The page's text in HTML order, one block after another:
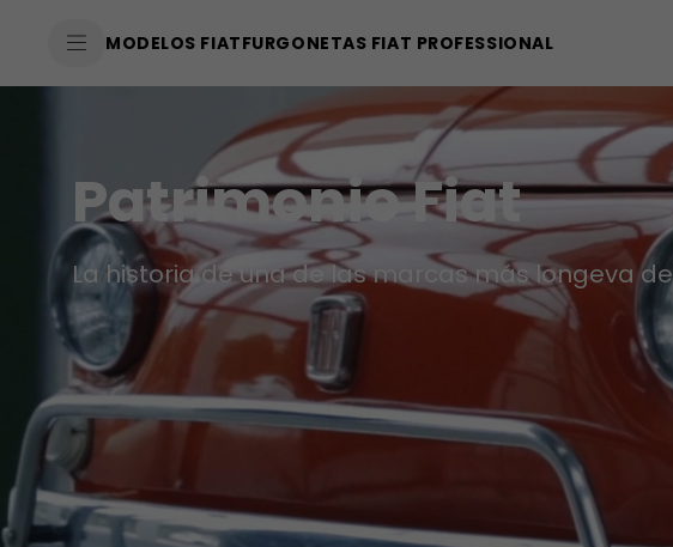
MODELOS FIATFURGONETAS FIAT PROFESSIONAL
Patrimonio Fiat
La historia de una de las marcas más longeva